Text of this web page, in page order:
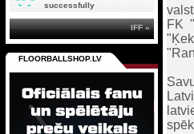
FK
successfully
IFF »
FLOORBALLSHOP.LV